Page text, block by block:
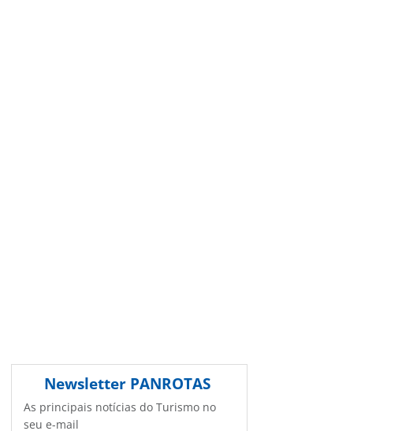
Newsletter PANROTAS
As principais notícias do Turismo no
seu e-mail